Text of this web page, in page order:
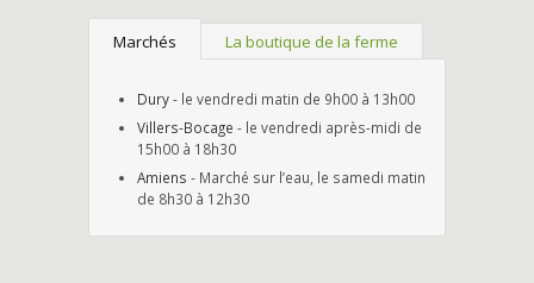
Marchés La boutique de la ferme
Dury- le vendredi matin de 9h00 à 13h00
Villers-Bocage - le vendredi après-midi de
15h00 à 18h30
Amiens - Marché sur l’eau, le samedi matin
de 8h30 à 12h30